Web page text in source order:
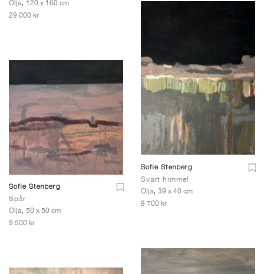
Olja, 120 x 160 cm
29 000 kr
Sofie Stenberg
Svart himmel
Olja, 39 x 40 cm
8 700 kr
Sofie Stenberg
Spår
Olja, 50 x 50 cm
9 500 kr